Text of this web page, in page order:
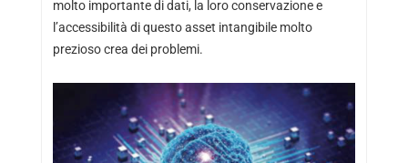
molto importante di dati, la loro conservazione e
l’accessibilità di questo asset intangibile molto
prezioso crea dei problemi.